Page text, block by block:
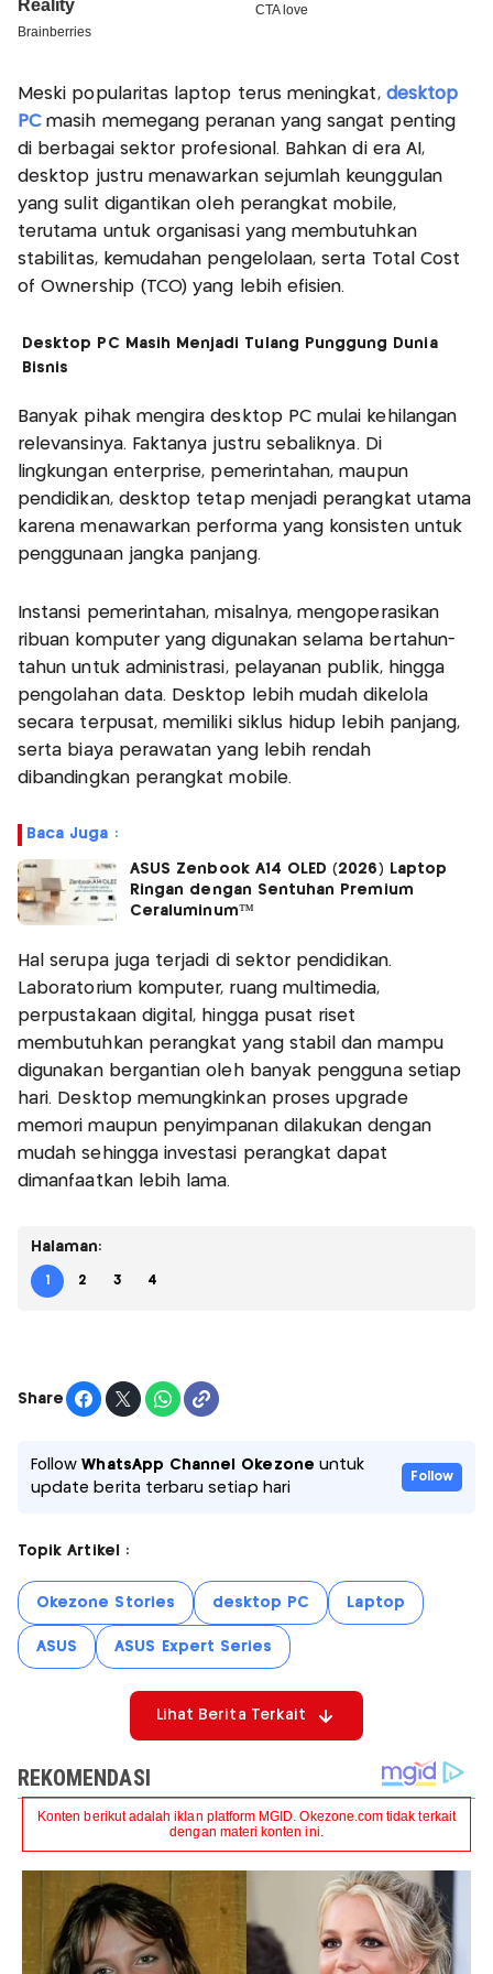
Meski popularitas laptop terus meningkat, desktop
PCmasih memegang peranan yang sangat penting
di berbagai sektor profesional. Bahkan di era AI,
desktop justru menawarkan sejumlah keunggulan
yang sulit digantikan oleh perangkat mobile,
terutama untuk organisasi yang membutuhkan
stabilitas, kemudahan pengelolaan, serta Total Cost
of Ownership (TCO) yang lebih efisien.
Desktop PC Masih Menjadi Tulang Punggung Dunia
Bisnis
Banyak pihak mengira desktop PC mulai kehilangan
relevansinya. Faktanya justru sebaliknya. Di
lingkungan enterprise, pemerintahan, maupun
pendidikan, desktop tetap menjadi perangkat utama
karena menawarkan performa yang konsisten untuk
penggunaan jangka panjang.
Instansi pemerintahan, misalnya, mengoperasikan
ribuan komputer yang digunakan selama bertahun-
tahun untuk administrasi, pelayanan publik, hingga
pengolahan data. Desktop lebih mudah dikelola
secara terpusat, memiliki siklus hidup lebih panjang,
serta biaya perawatan yang lebih rendah
dibandingkan perangkat mobile.
Baca Juga :
ASUS Zenbook A14 OLED (2026) Laptop
Ringan dengan Sentuhan Premium
Ceraluminum™
Hal serupa juga terjadi di sektor pendidikan.
Laboratorium komputer, ruang multimedia,
perpustakaan digital, hingga pusat riset
membutuhkan perangkat yang stabil dan mampu
digunakan bergantian oleh banyak pengguna setiap
hari. Desktop memungkinkan proses upgrade
memori maupun penyimpanan dilakukan dengan
mudah sehingga investasi perangkat dapat
dimanfaatkan lebih lama.
Halaman:
1 2 3 4
Share
FollowWhatsApp Channel Okezone untuk
update berita terbaru setiap hari
Follow
Topik Artikel :
Okezone Stories desktop PC Laptop
ASUS ASUS Expert Series
Lihat Berita Terkait